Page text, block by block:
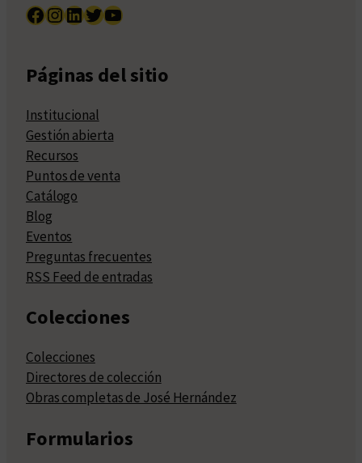
Facebook InstagramLinkedIn Twitter YouTube
Páginas del sitio
Institucional
Gestión abierta
Recursos
Puntos de venta
Catálogo
Blog
Eventos
Preguntas frecuentes
RSS Feed de entradas
Colecciones
Colecciones
Directores de colección
Obras completas de José Hernández
Formularios